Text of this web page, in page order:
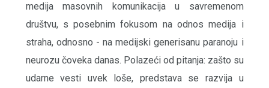
medija masovnih komunikacija u savremenom
društvu, s posebnim fokusom na odnos medija i
straha, odnosno - na medijski generisanu paranoju i
neurozu čoveka danas. Polazeći od pitanja: zašto su
udarne vesti uvek loše, predstava se razvija u